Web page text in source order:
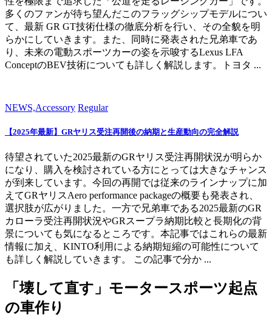
多くのファンが待ち望んだこのフラッグシップモデルについ
て、最新 GR GT技術仕様の徹底分析を行い、その全貌を明
らかにしていきます。また、同時に発表された兄弟車であ
り、未来の電動スポーツカーの姿を示唆するLexus LFA
ConceptのBEV技術についても詳しく解説します。トヨタ ...
NEWS,Accessory Regular
【2025年最新】GRヤリス受注再開後の納期と生産動向の完全解説
待望されていた2025最新のGRヤリス受注再開状況が明らか
になり、購入を検討されている方にとっては大きなチャンス
が到来しています。今回の再開では従来のラインナップに加
えてGRヤリスAero performance packageの概要も発表され、
選択肢が広がりました。一方で兄弟車である2025最新のGR
カローラ受注再開状況やGRスープラ納期比較と長期化の背
景についても気になるところです。本記事ではこれらの最新
情報に加え、KINTO利用による納期短縮の可能性について
も詳しく解説していきます。 この記事で分か ...
「壊して直す」モータースポーツ起点
の車作り